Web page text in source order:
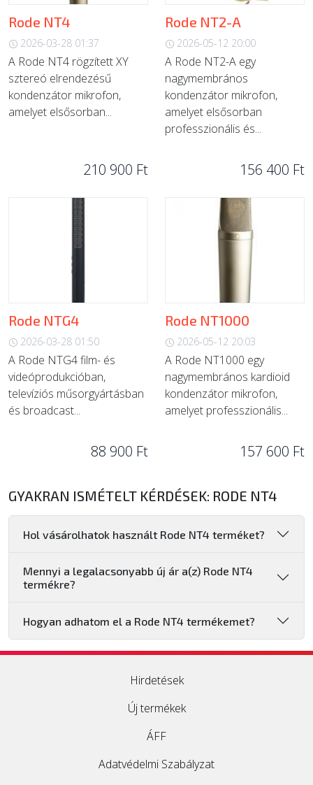
Rode NT4
2026-03-28 01:37
A Rode NT4 rögzített XY
sztereó elrendezésű
kondenzátor mikrofon,
amelyet elsősorban...
210 900 Ft
Rode NT2-A
2026-05-12 20:00
A Rode NT2-A egy
nagymembrános
kondenzátor mikrofon,
amelyet elsősorban
professzionális és...
156 400 Ft
Rode NTG4
2026-03-28 01:50
A Rode NTG4 film- és
videóprodukcióban,
televíziós műsorgyártásban
és broadcast...
88 900 Ft
Rode NT1000
2026-05-12 20:03
A Rode NT1000 egy
nagymembrános kardioid
kondenzátor mikrofon,
amelyet professzionális...
157 600 Ft
GYAKRAN ISMÉTELT KÉRDÉSEK: RODE NT4
Hol vásárolhatok használt Rode NT4 terméket?
Mennyi a legalacsonyabb új ár a(z) Rode NT4
termékre?
Hogyan adhatom el a Rode NT4 termékemet?
Hirdetések
Új termékek
ÁFF
Adatvédelmi Szabályzat